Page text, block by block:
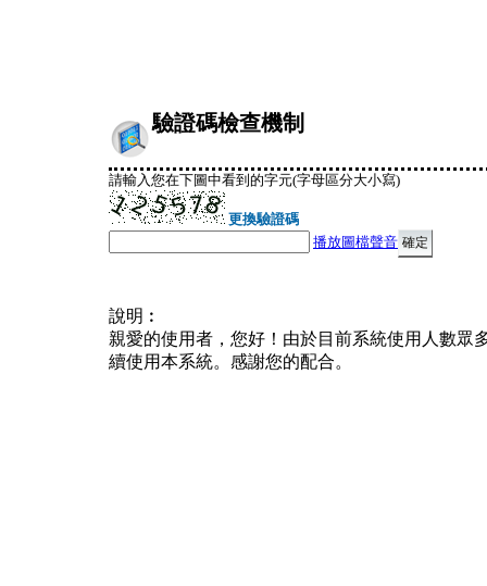
驗證碼檢查機制
請輸入您在下圖中看到的字元(字母區分大小寫)
更換驗證碼
播放圖檔聲音
說明︰
親愛的使用者，您好！由於目前系統使用人數眾
續使用本系統。感謝您的配合。